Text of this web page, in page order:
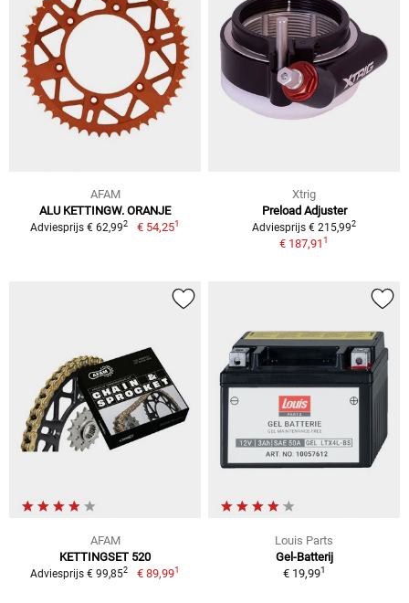
AFAM
ALU KETTINGW. ORANJE
Adviesprijs € 62,992 € 54,251
Xtrig
Preload Adjuster
Adviesprijs € 215,992
€ 187,911
AFAM
KETTINGSET 520
Adviesprijs € 99,852 € 89,991
Louis Parts
Gel-Batterij
€ 19,991